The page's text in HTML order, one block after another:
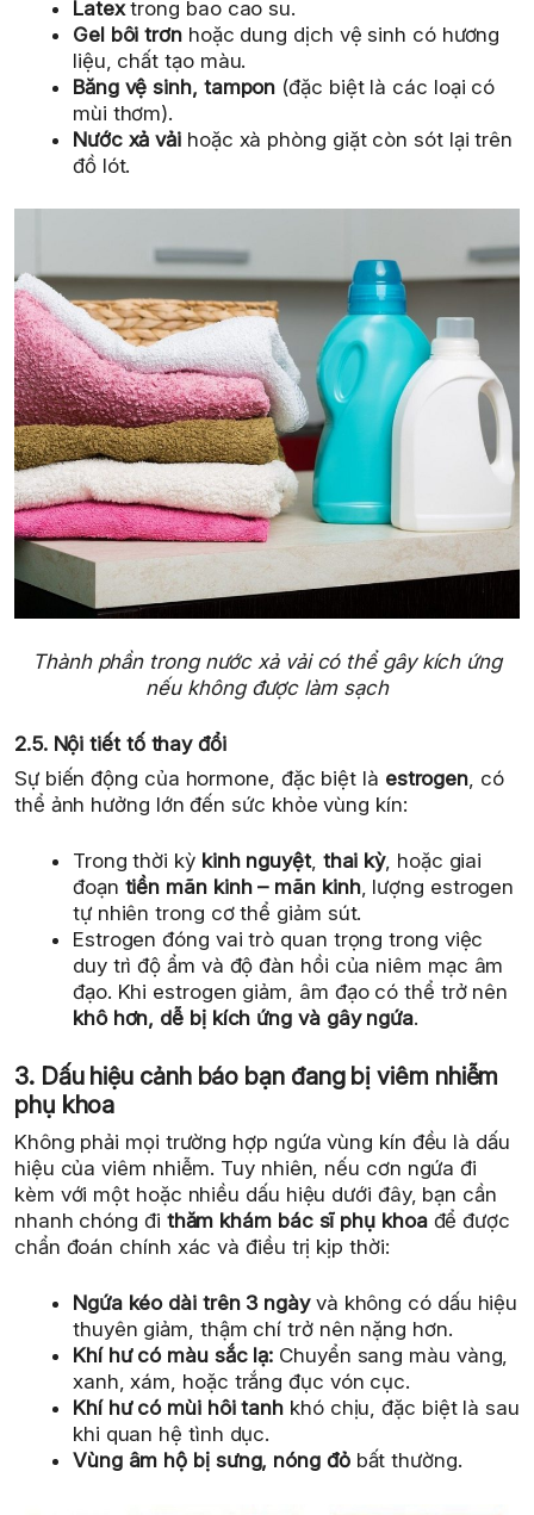
Latextrong bao cao su.
Gel bôi trơnhoặc dung dịch vệ sinh có hương
liệu, chất tạo màu.
Băng vệ sinh, tampon (đặc biệt là các loại có
mùi thơm).
Nước xả vải hoặc xà phòng giặt còn sót lại trên
đồ lót.
Thành phần trong nước xả vải có thể gây kích ứng
nếu không được làm sạch
2.5. Nội tiết tố thay đổi
Sự biến động của hormone, đặc biệt là estrogen , có
thể ảnh hưởng lớn đến sức khỏe vùng kín:
Trong thời kỳ kinh nguyệt, thai kỳ, hoặc giai
đoạn tiền mãn kinh – mãn kinh, lượng estrogen
tự nhiên trong cơ thể giảm sút.
Estrogen đóng vai trò quan trọng trong việc
duy trì độ ẩm và độ đàn hồi của niêm mạc âm
đạo. Khi estrogen giảm, âm đạo có thể trở nên
khô hơn, dễ bị kích ứng và gây ngứa.
3. Dấu hiệu cảnh báo bạn đang bị viêm nhiễm
phụ khoa
Không phải mọi trường hợp ngứa vùng kín đều là dấu
hiệu của viêm nhiễm. Tuy nhiên, nếu cơn ngứa đi
kèm với một hoặc nhiều dấu hiệu dưới đây, bạn cần
nhanh chóng đi thăm khám bác sĩ phụ khoađể được
chẩn đoán chính xác và điều trị kịp thời:
Ngứa kéo dài trên 3 ngàyvà không có dấu hiệu
thuyên giảm, thậm chí trở nên nặng hơn.
Khí hư có màu sắc lạ: Chuyển sang màu vàng,
xanh, xám, hoặc trắng đục vón cục.
Khí hư có mùi hôi tanh khó chịu, đặc biệt là sau
khi quan hệ tình dục.
Vùng âm hộ bị sưng, nóng đỏbất thường.